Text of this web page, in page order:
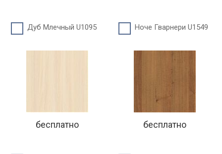
Дуб Млечный U1095
бесплатно
Ноче Гварнери U1549
бесплатно